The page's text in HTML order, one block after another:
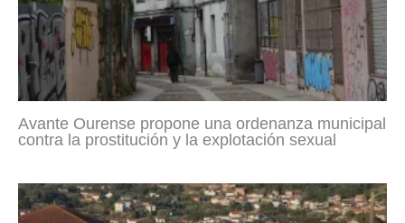
Avante Ourense propone una ordenanza municipal
contra la prostitución y la explotación sexual